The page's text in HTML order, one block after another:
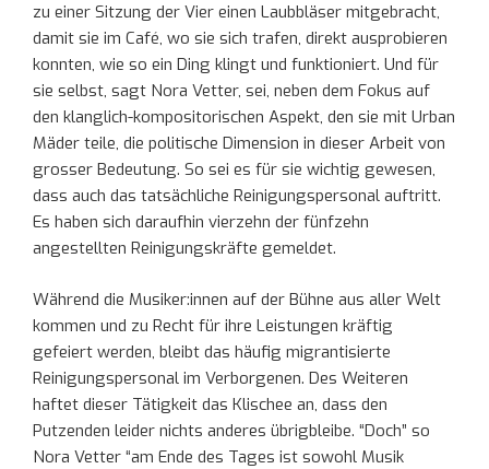
zu einer Sitzung der Vier einen Laubbläser mitgebracht,
damit sie im Café, wo sie sich trafen, direkt ausprobieren
konnten, wie so ein Ding klingt und funktioniert. Und für
sie selbst, sagt Nora Vetter, sei, neben dem Fokus auf
den klanglich-kompositorischen Aspekt, den sie mit Urban
Mäder teile, die politische Dimension in dieser Arbeit von
grosser Bedeutung. So sei es für sie wichtig gewesen,
dass auch das tatsächliche Reinigungspersonal auftritt.
Es haben sich daraufhin vierzehn der fünfzehn
angestellten Reinigungskräfte gemeldet.
Während die Musiker:innen auf der Bühne aus aller Welt
kommen und zu Recht für ihre Leistungen kräftig
gefeiert werden, bleibt das häufig migrantisierte
Reinigungspersonal im Verborgenen. Des Weiteren
haftet dieser Tätigkeit das Klischee an, dass den
Putzenden leider nichts anderes übrigbleibe. “Doch” so
Nora Vetter “am Ende des Tages ist sowohl Musik